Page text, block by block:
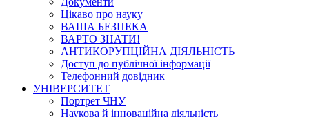
Цікаво про науку
ВАША БЕЗПЕКА
ВАРТО ЗНАТИ!
АНТИКОРУПЦІЙНА ДІЯЛЬНІСТЬ
Доступ до публічної інформації
Телефонний довідник
УНІВЕРСИТЕТ
Портрет ЧНУ
Наукова й інноваційна діяльність